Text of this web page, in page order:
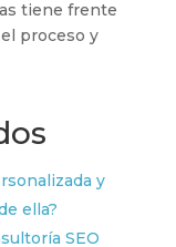
tiene frente
proceso y
y
ella?
SEO